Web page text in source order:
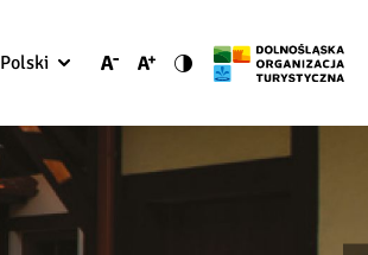
Polski